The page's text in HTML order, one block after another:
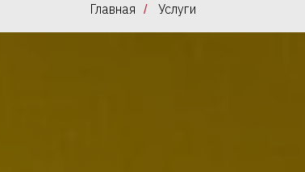
Главная / Услуги